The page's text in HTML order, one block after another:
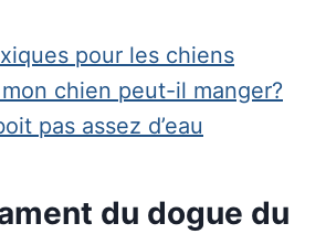
pour les chiens
chien peut-il manger?
pas assez d’eau
du dogue du